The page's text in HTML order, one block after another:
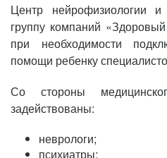
Центр нейрофизиологии
группу компаний
при необходимости
помощи ребенку
Со стороны
задействованы:
неврологи;
психиатры;